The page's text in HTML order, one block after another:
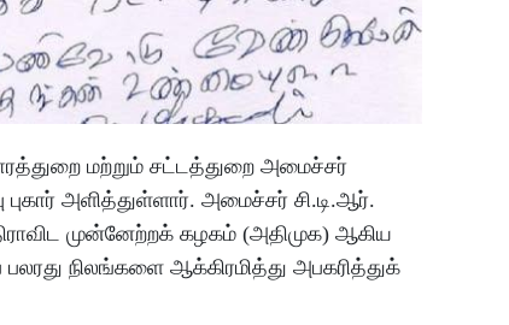
மற்றும் சட்டத்துறை அமைச்சர்
புகார் அளித்துள்ளார். அமைச்சர் சி.டி.ஆர்.
முன்னேற்றக் கழகம் (அதிமுக) ஆகிய
நிலங்களை ஆக்கிரமித்து அபகரித்துக்